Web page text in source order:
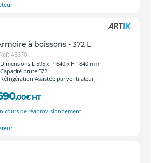
à boissons - 372 L
Ref: AB370
Dimensions L 595 x P 640 x H 1840 mm
Capacité brute 372
Réfrigération Assistée par ventilateur
,00€ HT
cours de réaprovisionnement